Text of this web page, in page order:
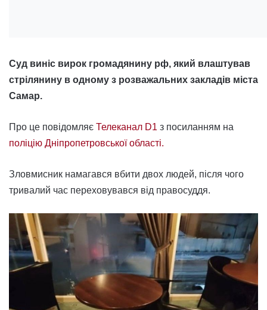
Суд виніс вирок громадянину рф, який влаштував
стрілянину в одному з розважальних закладів міста
Самар.
Про це повідомляє Телеканал D1 з посиланням на
поліцію Дніпропетровської області.
Зловмисник намагався вбити двох людей, після чого
тривалий час переховувався від правосуддя.